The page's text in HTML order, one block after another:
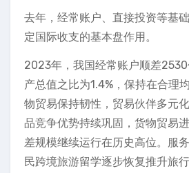
去年，经常账户、直接投资等基
定国际收支的基本盘作用。
2023年，我国经常账户顺差
产总值之比为1.4%，保持在合理
物贸易保持韧性，贸易伙伴多元
品竞争优势持续巩固，货物贸易
差规模继续运行在历史高位。服
民跨境旅游留学逐步恢复推升旅